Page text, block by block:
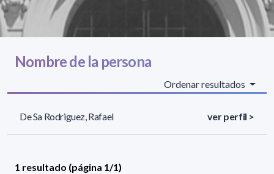
Nombre de la persona
Ordenar resultados
De Sa Rodriguez, Rafael ver perfil >
1 resultado (página 1/1)